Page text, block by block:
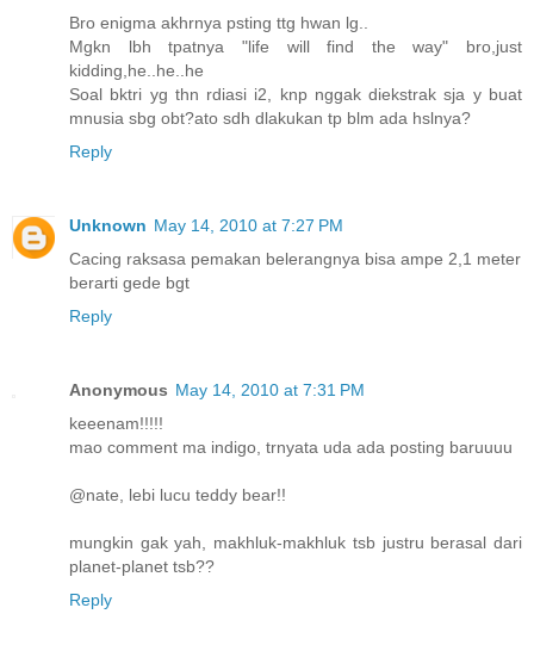
Bro enigma akhrnya psting ttg hwan lg..
Mgkn lbh tpatnya "life will find the way" bro,just
kidding,he..he..he
Soal bktri yg thn rdiasi i2, knp nggak diekstrak sja y buat
mnusia sbg obt?ato sdh dlakukan tp blm ada hslnya?
Reply
Unknown May 14, 2010 at 7:27 PM
Cacing raksasa pemakan belerangnya bisa ampe 2,1 meter
berarti gede bgt
Reply
Anonymous May 14, 2010 at 7:31 PM
keeenam!!!!!
mao comment ma indigo, trnyata uda ada posting baruuuu
@nate, lebi lucu teddy bear!!
mungkin gak yah, makhluk-makhluk tsb justru berasal dari
planet-planet tsb??
Reply